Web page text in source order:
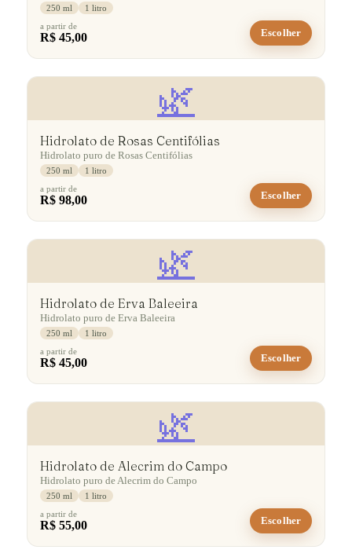
250 ml
1 litro
a partir de
R$ 45,00 Escolher
🌿
Hidrolato de Rosas Centifólias
Hidrolato puro de Rosas Centifólias
250 ml
1 litro
a partir de
R$ 98,00 Escolher
🌿
Hidrolato de Erva Baleeira
Hidrolato puro de Erva Baleeira
250 ml
1 litro
a partir de
R$ 45,00 Escolher
🌿
Hidrolato de Alecrim do Campo
Hidrolato puro de Alecrim do Campo
250 ml
1 litro
a partir de
R$ 55,00 Escolher